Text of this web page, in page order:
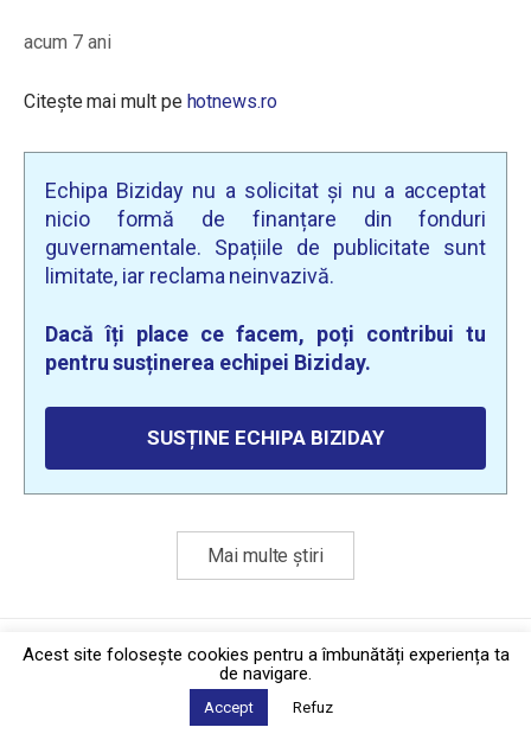
acum 7 ani
Citește mai mult pe hotnews.ro
Echipa Biziday nu a solicitat și nu a acceptat
nicio formă de finanțare din fonduri
guvernamentale. Spațiile de publicitate sunt
limitate, iar reclama neinvazivă.
Dacă îți place ce facem, poți contribui tu
pentru susținerea echipei Biziday.
SUSȚINE ECHIPA BIZIDAY
Mai multe știri
Politica de confidențialitate·Contact
2026 © Biziday
Acest site foloseşte cookies pentru a îmbunătăți experiența ta
de navigare.
Accept Refuz